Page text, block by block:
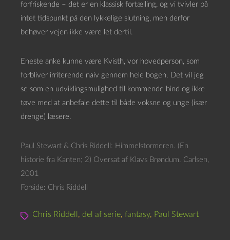
forfriskende – det er en klassisk fortælling, og vi tvivler på
intet tidspunkt på den lykkelige slutning, men derfor
behøver vejen ikke være let dertil.
Eneste anke kunne være Kvisth, vor hovedperson, som
forbliver irriterende naiv gennem hele bogen. Det vil jeg
se som en udviklingsmulighed til kommende bind og ikke
tøve med at anbefale dette til både voksne og unge (især
drenge) læsere.
Paul Stewart & Chris Riddell: Himmelstormeren. (En
historie fra Kanten; 2) Oversat af Klavs Brøndum. Carlsen,
2001
Forside: Chris Riddell
Chris Riddell , del af serie, fantasy, Paul Stewart